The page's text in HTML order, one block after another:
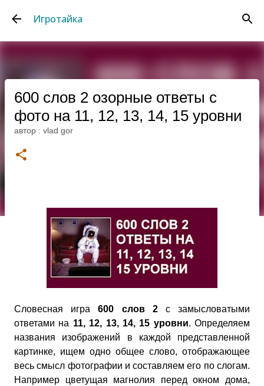
Игротайка
600 слов 2 озорные ответы с
фото на 11, 12, 13, 14, 15 уровни
автор : vlad gor
Словесная игра 600 слов 2 с замысловатыми
ответами на 11, 12, 13, 14, 15 уровни. Определяем
названия изображений в каждой представленной
картинке, ищем одно общее слово, отображающее
весь смысл фотографии и составляем его по слогам.
Например цветущая магнолия перед окном дома,